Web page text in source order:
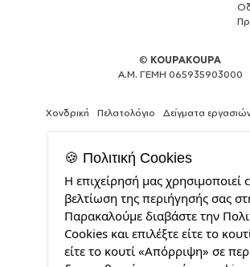
© KOUPAKOUPA
Α.Μ. ΓΕΜΗ 065935903000
Χονδρική Πελατολόγιο Δείγματα
Θέλεις
και
εσύ
μια
επαγγελματική
ιστοσελίδα;
🍪 Πολιτική Cookies
Η επιχείρησή μας χρησιμοποιεί
βελτίωση της περιήγησής σας
Παρακαλούμε διαβάστε την
Cookies και επιλέξτε είτε το
είτε το κουτί «Απόρριψη» σε